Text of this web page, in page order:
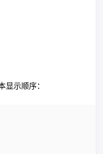
显示顺序：